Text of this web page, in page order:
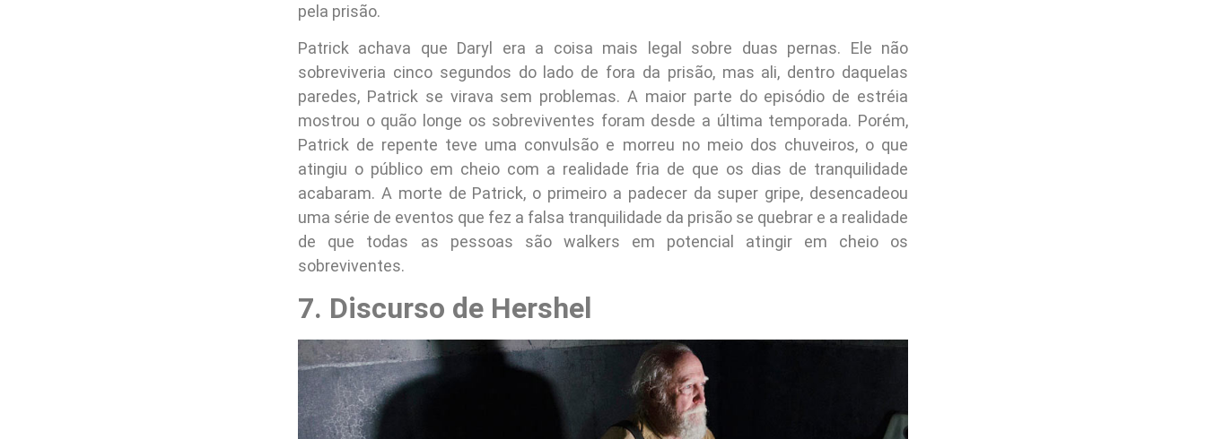
pela prisão.
Patrick achava que Daryl era a coisa mais legal sobre duas pernas. Ele não
sobreviveria cinco segundos do lado de fora da prisão, mas ali, dentro daquelas
paredes, Patrick se virava sem problemas. A maior parte do episódio de estréia
mostrou o quão longe os sobreviventes foram desde a última temporada. Porém,
Patrick de repente teve uma convulsão e morreu no meio dos chuveiros, o que
atingiu o público em cheio com a realidade fria de que os dias de tranquilidade
acabaram. A morte de Patrick, o primeiro a padecer da super gripe, desencadeou
uma série de eventos que fez a falsa tranquilidade da prisão se quebrar e a realidade
de que todas as pessoas são walkers em potencial atingir em cheio os
sobreviventes.
7. Discurso de Hershel